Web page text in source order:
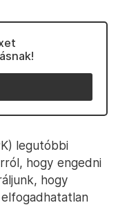
legutóbbi
hogy engedni
hogy